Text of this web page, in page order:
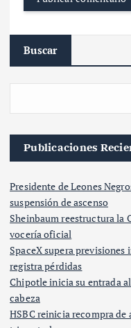
Buscar
Publicaciones
Presidente de Leones
suspensión de ascenso
Sheinbaum reestructura la
vocería oficial
SpaceX supera
registra pérdidas
Chipotle inicia su entrada
cabeza
HSBC reinicia recompra de